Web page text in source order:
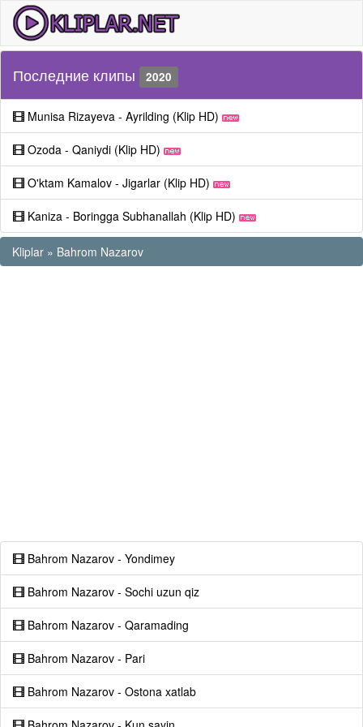
Последние клипы 2020
Munisa Rizayeva - Ayrilding (Klip HD)
Ozoda - Qaniydi (Klip HD)
O'ktam Kamalov - Jigarlar (Klip HD)
Kaniza - Boringga Subhanallah (Klip HD)
Kliplar » Bahrom Nazarov
Bahrom Nazarov - Yondimey
Bahrom Nazarov - Sochi uzun qiz
Bahrom Nazarov - Qaramading
Bahrom Nazarov - Pari
Bahrom Nazarov - Ostona xatlab